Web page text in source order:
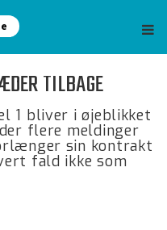
TILBAGE
1 bliver i øjeblikket
flere meldinger
sin kontrakt
fald ikke som